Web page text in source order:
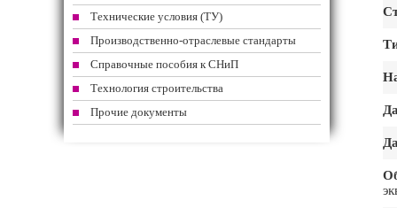
Технические условия (ТУ)
Производственно-отраслевые стандарты
Справочные пособия к СНиП
Технология строительства
Прочие документы